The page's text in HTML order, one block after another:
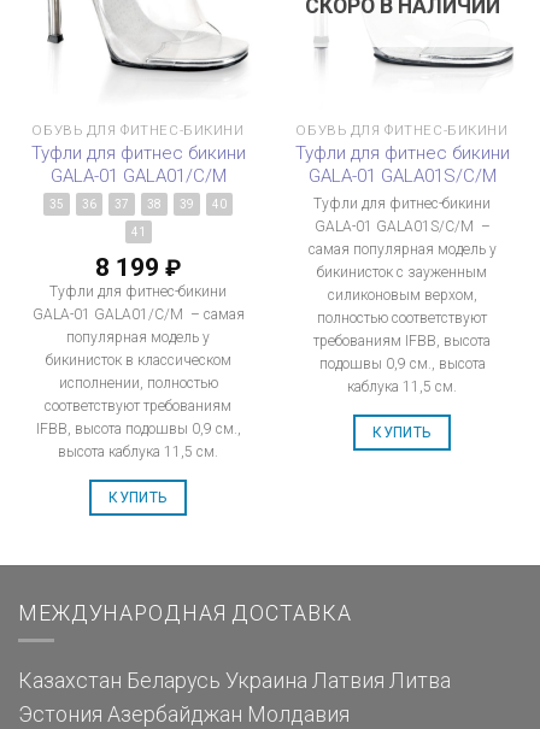
ОБУВЬ ДЛЯ ФИТНЕС-БИКИНИ
Туфли для фитнес бикини
GALA-01 GALA01/C/M
35 36 37 38 39 40
41
8 199 ₽
Туфли для фитнес-бикини
GALA-01 GALA01/C/M – самая
популярная модель у
бикинисток в классическом
исполнении, полностью
соответствуют требованиям
IFBB, высота подошвы 0,9 см.,
высота каблука 11,5 см.
КУПИТЬ
СКОРО В НАЛИЧИИ
ОБУВЬ ДЛЯ ФИТНЕС-БИКИНИ
Туфли для фитнес бикини
GALA-01 GALA01S/C/M
Туфли для фитнес-бикини
GALA-01 GALA01S/C/M –
самая популярная модель у
бикинисток с зауженным
силиконовым верхом,
полностью соответствуют
требованиям IFBB, высота
подошвы 0,9 см., высота
каблука 11,5 см.
КУПИТЬ
МЕЖДУНАРОДНАЯ ДОСТАВКА
Казахстан Беларусь Украина Латвия Литва
Эстония Азербайджан Молдавия